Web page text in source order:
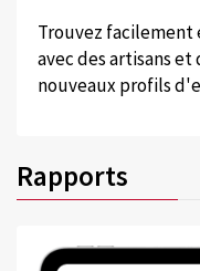
Trouvez
avec des artisans
nouveaux profils
Rapports